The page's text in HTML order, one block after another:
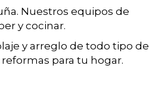
Nuestros equipos de
y cocinar.
y arreglo de todo tipo de
para tu hogar.